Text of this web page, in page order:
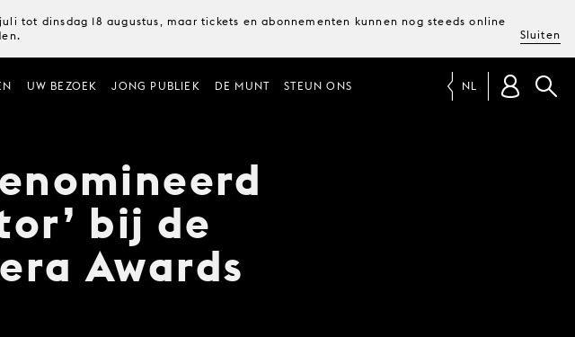
tot dinsdag 18 augustus, maar tickets en abonnementen kunnen nog steeds online
Sluiten
UW BEZOEK JONG PUBLIEK DE MUNT STEUN ONS NL
bij de
Awards